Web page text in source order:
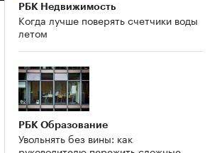
РБК Недвижимость
Когда лучше поверять счетчики воды
летом
РБК Образование
Увольнять без вины: как